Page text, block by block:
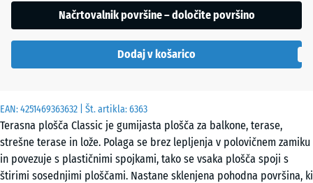
EAN:4251469363632 | Št. artikla:6363
Terasna plošča Classic je gumijasta plošča za balkone, terase,
strešne terase in lože. Polaga se brez lepljenja v polovičnem zamiku
in povezuje s plastičnimi spojkami, tako se vsaka plošča spoji s
štirimi sosednjimi ploščami. Nastane sklenjena pohodna površina, ki
Levandula
Ratan
Sivi
potreb
(razen če
navedeno
drugače).
50
x
Načrtovalnik površine – določite površino
Dodaj v košarico